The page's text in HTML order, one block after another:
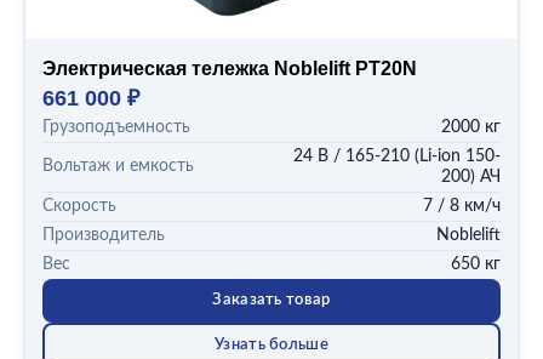
Электрическая тележка Noblelift PT20N
661 000 ₽
Грузоподъемность 2000 кг
Вольтаж и емкость
24 В / 165-210 (Li-ion 150-
200) АЧ
Скорость
7 / 8 км/ч
Производитель
Noblelift
Вес
650 кг
Заказать товар
Узнать больше